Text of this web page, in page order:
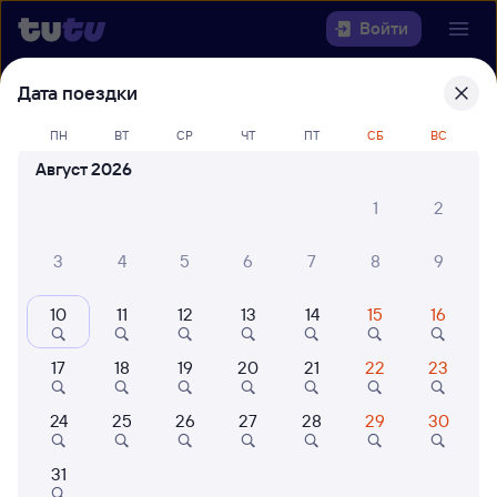
Войти
Выберите день, чтобы найти
билеты Ярославль-Главный —
Брантовка
Куда
Когда
Кто едет
Найти поезда
Дата поездки
ПН ВТ СР ЧТ ПТ СБ ВС
Август 2026
1
2
3 4 5 6 7 8 9
10 11 12 13 14 15 16
17 18 19 20 21 22 23
24 25 26 27 28 29 30
31